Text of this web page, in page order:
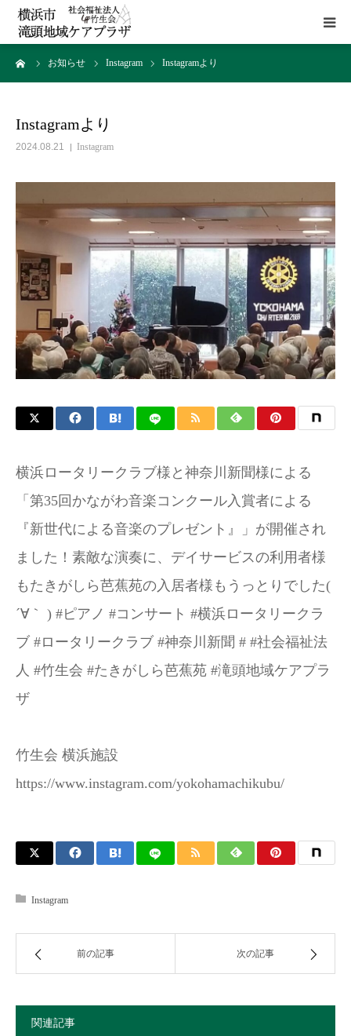
お知らせ Instagram Instagramより
Instagramより
2024.08.21 Instagram
横浜ロータリークラブ様と神奈川新聞様による
「第35回かながわ音楽コンクール入賞者による
『新世代による音楽のプレゼント』」が開催され
ました！素敵な演奏に、デイサービスの利用者様
もたきがしら芭蕉苑の入居者様もうっとりでした(
´∀｀ ) #ピアノ #コンサート #横浜ロータリークラ
ブ #ロータリークラブ #神奈川新聞 # #社会福祉法
人 #竹生会 #たきがしら芭蕉苑 #滝頭地域ケアプラ
ザ
竹生会 横浜施設
https://www.instagram.com/yokohamachikubu/
Instagram
前の記事 次の記事
関連記事
HOME
施設概要
貸室
アクセス
お問い合わせ